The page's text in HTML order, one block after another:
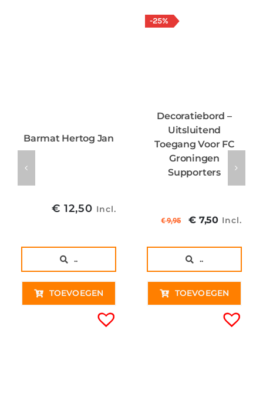
Barmat Hertog Jan
€ 12,50 Incl.
..
TOEVOEGEN
-25%
Decoratiebord –
Uitsluitend
Toegang Voor FC
Groningen
Supporters
€9,95
was:
€ 9,95€ 8,22.
€ 7,50
is:
Incl.
..
TOEVOEGEN